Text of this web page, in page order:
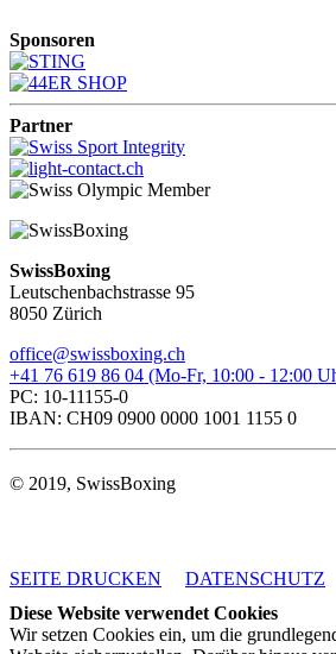
Sponsoren
Partner
SwissBoxing
Leutschenbachstrasse 95
8050 Zürich
office@swissboxing.ch
+41 76 619 86 04 (Mo-Fr, 10:00 - 12:00
PC: 10-11155-0
IBAN: CH09 0900 0000 1001 1155 0
© 2019, SwissBoxing
SEITE DRUCKEN DATENSCHUTZ
Diese Website verwendet Cookies
Wir setzen Cookies ein, um die